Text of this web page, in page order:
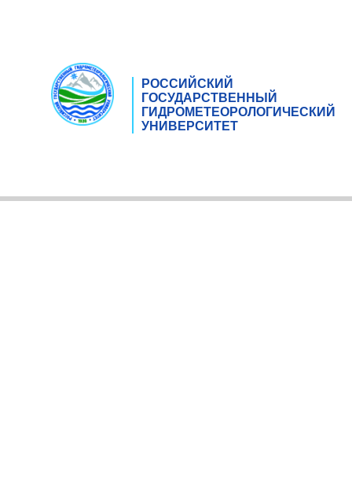
РОССИЙСКИЙ
ГОСУДАРСТВЕННЫЙ
ГИДРОМЕТЕОРОЛОГИЧЕСКИЙ
УНИВЕРСИТЕТ